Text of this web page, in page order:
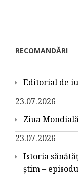
RECOMANDĂRI
Editorial de
23.07.2026
Ziua
23.07.2026
Istoria
știm –